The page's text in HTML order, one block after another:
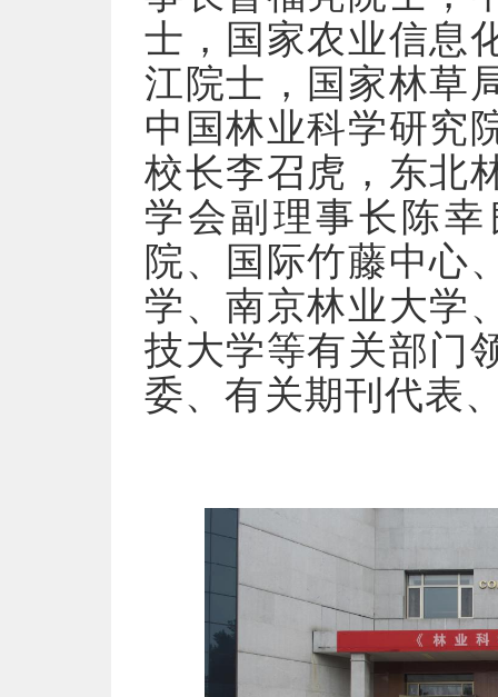
士，国家农业信息
江院士，国家林草
中国林业科学研究
校长李召虎，东北
学会副理事长陈
院、国际竹藤中心
学、南京林业大学
技大学等有关部门
委、有关期刊代表